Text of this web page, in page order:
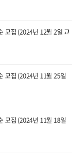
모집 (2024년 12월 2일 교
모집 (2024년 11월 25일
모집 (2024년 11월 18일